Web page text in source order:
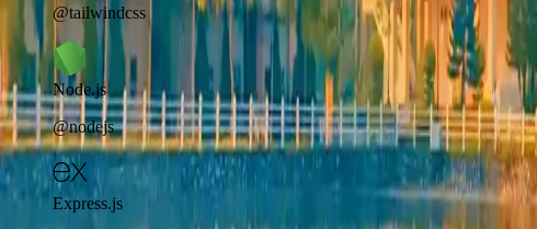
@tailwindcss
Node.js
@nodejs
Express.js